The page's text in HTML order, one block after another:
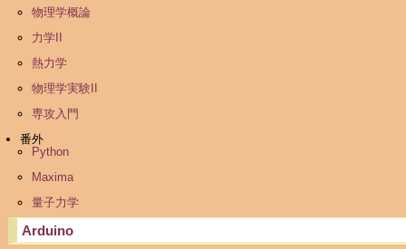
物理学概論
力学II
熱力学
物理学実験II
専攻入門
番外
Python
Maxima
量子力学
Arduino